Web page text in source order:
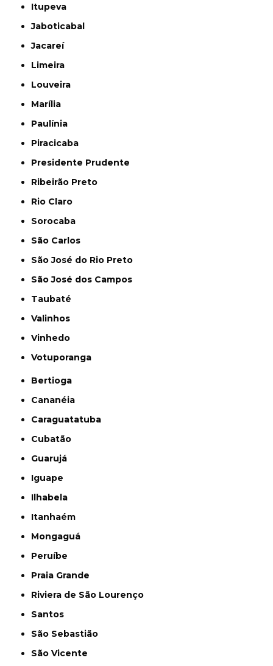
Itupeva
Jaboticabal
Jacareí
Limeira
Louveira
Marília
Paulínia
Piracicaba
Presidente Prudente
Ribeirão Preto
Rio Claro
Sorocaba
São Carlos
São José do Rio Preto
São José dos Campos
Taubaté
Valinhos
Vinhedo
Votuporanga
Bertioga
Cananéia
Caraguatatuba
Cubatão
Guarujá
Iguape
Ilhabela
Itanhaém
Mongaguá
Peruíbe
Praia Grande
Riviera de São Lourenço
Santos
São Sebastião
São Vicente